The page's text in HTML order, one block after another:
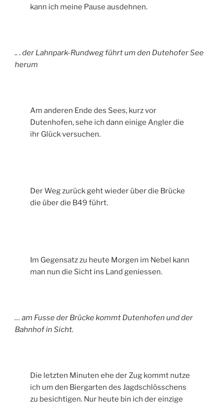
kann ich meine Pause ausdehnen.
.. . der Lahnpark-Rundweg führt um den Dutehofer See
herum
Am anderen Ende des Sees, kurz vor
Dutenhofen, sehe ich dann einige Angler die
ihr Glück versuchen.
Der Weg zurück geht wieder über die Brücke
die über die B49 führt.
Im Gegensatz zu heute Morgen im Nebel kann
man nun die Sicht ins Land geniessen.
… am Fusse der Brücke kommt Dutenhofen und der
Bahnhof in Sicht.
Die letzten Minuten ehe der Zug kommt nutze
ich um den Biergarten des Jagdschlösschens
zu besichtigen. Nur heute bin ich der einzige